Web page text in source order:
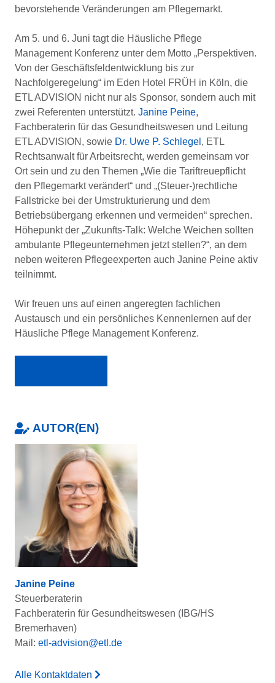
bevorstehende Veränderungen am Pflegemarkt.
Am 5. und 6. Juni tagt die Häusliche Pflege
Management Konferenz unter dem Motto „Perspektiven.
Von der Geschäftsfeldentwicklung bis zur
Nachfolgeregelung“ im Eden Hotel FRÜH in Köln, die
ETL ADVISION nicht nur als Sponsor, sondern auch mit
zwei Referenten unterstützt. Janine Peine,
Fachberaterin für das Gesundheitswesen und Leitung
ETL ADVISION, sowie Dr. Uwe P. Schlegel , ETL
Rechtsanwalt für Arbeitsrecht, werden gemeinsam vor
Ort sein und zu den Themen „Wie die Tariftreuepflicht
den Pflegemarkt verändert“ und „(Steuer-)rechtliche
Fallstricke bei der Umstrukturierung und dem
Betriebsübergang erkennen und vermeiden“ sprechen.
Höhepunkt der „Zukunfts-Talk: Welche Weichen sollten
ambulante Pflegeunternehmen jetzt stellen?“, an dem
neben weiteren Pflegeexperten auch Janine Peine aktiv
teilnimmt.
Wir freuen uns auf einen angeregten fachlichen
Austausch und ein persönliches Kennenlernen auf der
Häusliche Pflege Management Konferenz.
AUTOR(EN)
Janine Peine
Steuerberaterin
Fachberaterin für Gesundheitswesen (IBG/HS
Bremerhaven)
Mail: etl-advision@etl.de
Alle Kontaktdaten